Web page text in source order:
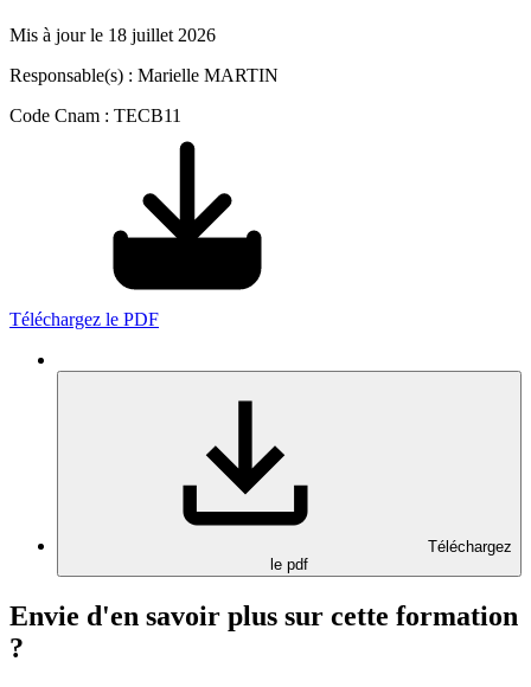
Mis à jour le 18 juillet 2026
Responsable(s) : Marielle MARTIN
Code Cnam : TECB11
Téléchargez le PDF
Téléchargez
le pdf
Envie d'en savoir plus sur cette formation
?